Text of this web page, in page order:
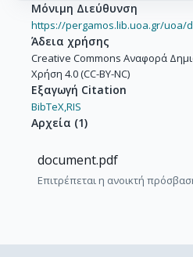
Μόνιμη Διεύθυνση
https://pergamos.lib.uoa.gr/uoa/
Άδεια χρήσης
Creative Commons Αναφορά
Χρήση 4.0 (CC-BY-NC)
Εξαγωγή Citation
BibTeX,RIS
Αρχεία (1)
document.pdf
Επιτρέπεται η ανοικτή